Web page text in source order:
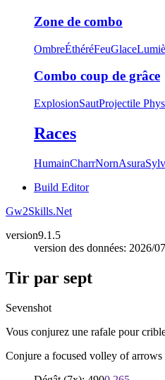
Zone de combo
OmbreÉthéréFeuGlace
Combo coup de grâce
ExplosionSautProjectile
Races
HumainCharrNornAsura
Build Editor
Gw2Skills.Net
version9.1.5
version des données: 2026/
Tir par sept
Sevenshot
Vous conjurez une rafale pour
Conjure a focused volley of arrows